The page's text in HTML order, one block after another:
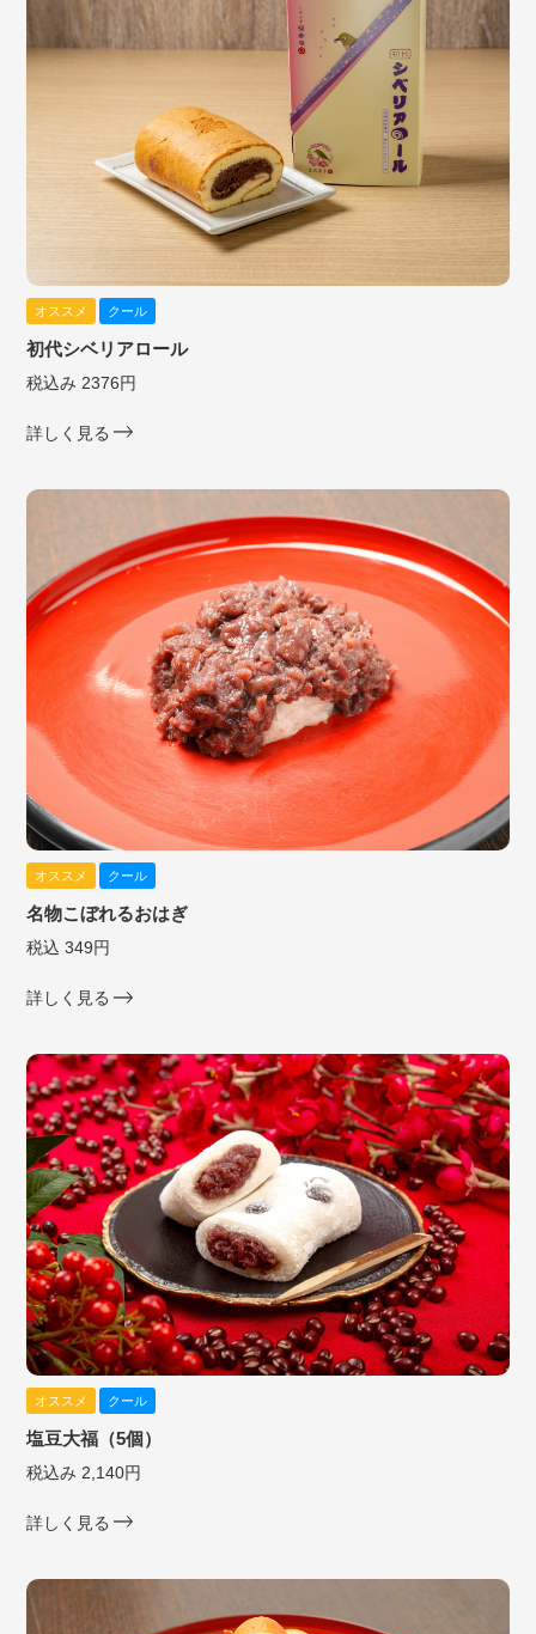
オススメ クール
初代シベリアロール
税込み 2376円
詳しく見る
オススメ クール
名物こぼれるおはぎ
税込 349円
詳しく見る
オススメ クール
塩豆大福（5個）
税込み 2,140円
詳しく見る